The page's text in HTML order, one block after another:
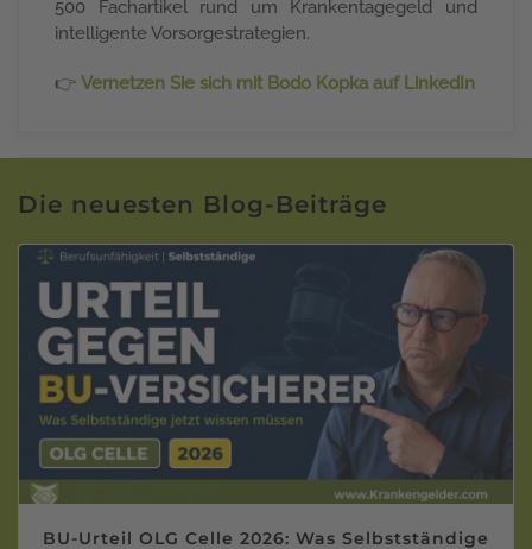
500 Fachartikel rund um Krankentagegeld und
intelligente Vorsorgestrategien.
👉 Vernetzen Sie sich mit Bodo Kopka auf LinkedIn
Die neuesten Blog-Beiträge
BU-Urteil OLG Celle 2026: Was Selbstständige